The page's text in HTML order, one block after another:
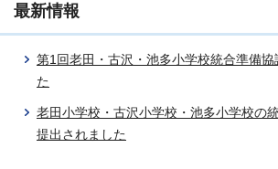
最新情報
第1回老田・古沢・池多小学校統合準備協
た
老田小学校・古沢小学校・池多小学校の
提出されました